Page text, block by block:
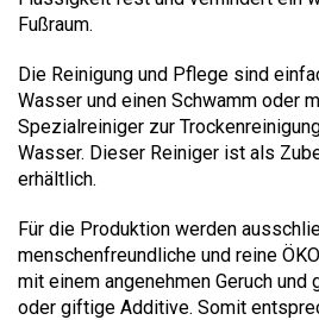
Fußraum.
Die Reinigung und Pflege sind
Wasser und einen Schwamm oder
Spezialreiniger zur
Wasser. Dieser Reiniger ist als
erhältlich.
Für die Produktion werden
menschenfreundliche und reine
mit einem angenehmen Geruch und
oder giftige Additive. Somit